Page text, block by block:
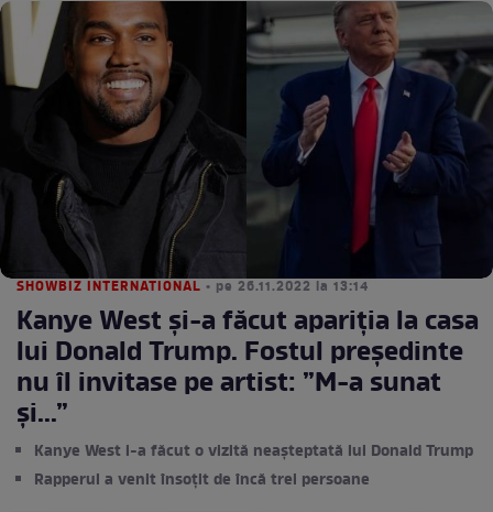
SHOWBIZ INTERNATIONAL • pe 26.11.2022 la 13:14
Kanye West și-a făcut apariția la casa
lui Donald Trump. Fostul președinte
nu îl invitase pe artist: ”M-a sunat
şi...”
Kanye West i-a făcut o vizită neașteptată lui Donald Trump
Rapperul a venit însoțit de încă trei persoane